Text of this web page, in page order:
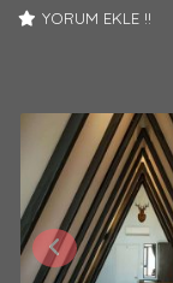
YORUM EKLE !!